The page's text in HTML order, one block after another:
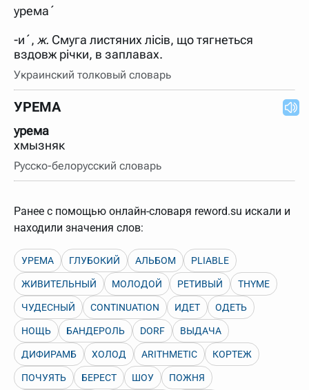
урема´
-и´, ж. Смуга листяних лісів, що тягнеться
вздовж річки, в заплавах.
Украинский толковый словарь
УРЕМА
урема
хмызняк
Русско-белорусский словарь
Ранее с помощью онлайн-словаря reword.su искали и
находили значения слов:
УРЕМА ГЛУБОКИЙ АЛЬБОМ PLIABLE
ЖИВИТЕЛЬНЫЙ МОЛОДОЙ РЕТИВЫЙ THYME
ЧУДЕСНЫЙ CONTINUATION ИДЕТ ОДЕТЬ
НОЩЬ БАНДЕРОЛЬ DORF ВЫДАЧА
ДИФИРАМБ ХОЛОД ARITHMETIC КОРТЕЖ
ПОЧУЯТЬ БЕРЕСТ ШОУ ПОЖНЯ